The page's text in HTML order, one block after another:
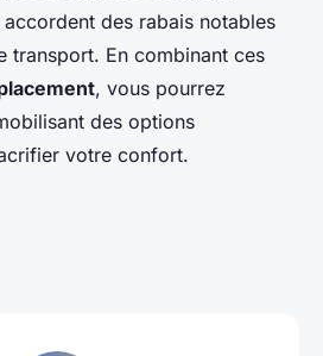
des rabais notables
transport. En combinant ces
, vous pourrez
des options
votre confort.